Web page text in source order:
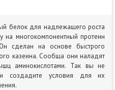
белок для надлежащего роста
на многокомпонентный протеин
сделан на основе быстрого
казеина. Сообща они наладят
аминокислотами. Так вы не
создадите условия для их